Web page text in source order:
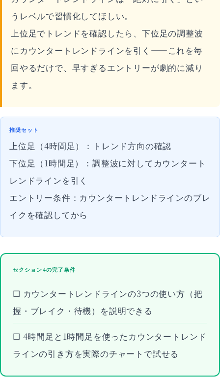
うレベルで習慣化してほしい。
上位足でトレンドを確認したら、下位足の調整波
にカウンタートレンドラインを引く——これを毎
回やるだけで、早すぎるエントリーが劇的に減り
ます。
推奨セット
上位足（4時間足）：トレンド方向の確認
下位足（1時間足）：調整波に対してカウンタート
レンドラインを引く
エントリー条件：カウンタートレンドラインのブレ
イクを確認してから
セクション4の完了条件
☐ カウンタートレンドラインの3つの使い方（把
握・ブレイク・待機）を説明できる
☐ 4時間足と1時間足を使ったカウンタートレンド
ラインの引き方を実際のチャートで試せる